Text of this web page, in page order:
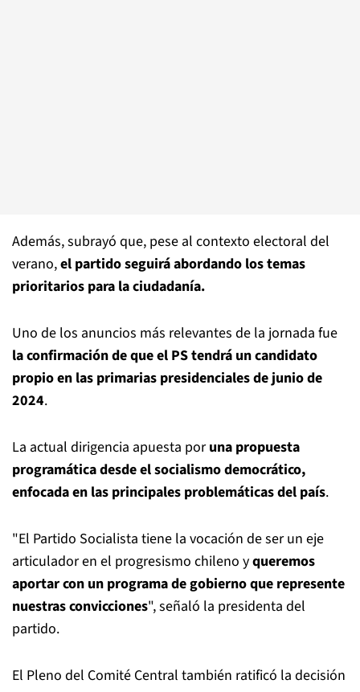
Además, subrayó que, pese al contexto electoral del
verano,el partido seguirá abordando los temas
prioritarios para la ciudadanía.
Uno de los anuncios más relevantes de la jornada fue
la confirmación de que el PS tendrá un candidato
propio en las primarias presidenciales de junio de
2024.
La actual dirigencia apuesta poruna propuesta
programática desde el socialismo democrático,
enfocada en las principales problemáticas del país.
"El Partido Socialista tiene la vocación de ser un eje
articulador en el progresismo chileno yqueremos
aportar con un programa de gobierno que represente
nuestras convicciones", señaló la presidenta del
partido.
El Pleno del Comité Central también ratificó la decisión